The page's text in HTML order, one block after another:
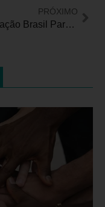
PRÓXIMO
Associação Brasil Parkinson inaugura moderna sala de reabilitação